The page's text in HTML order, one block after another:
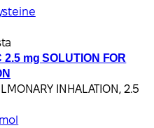
mg SOLUTION FOR
INHALATION, 2.5